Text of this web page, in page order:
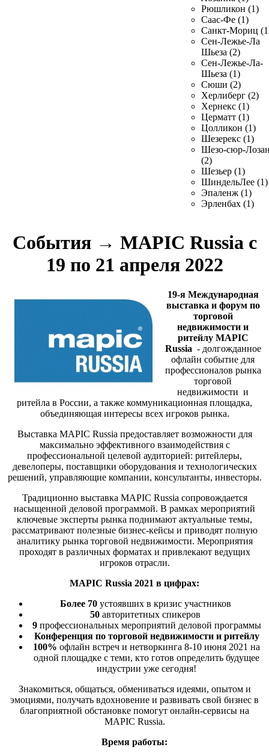
Рюшликон (1)
Саас-Фе (1)
Санкт-Мориц
Сен-Лежье-Ла
Шьеза (2)
Сен-Лежье-Ла-
Шьеза (1)
Сюши (2)
Херлиберг (2)
Хернекс (1)
Церматт (1)
Цолликон (1)
Шезерекс (1)
Шезо-сюр-
(2)
Шезьер (1)
ШиндельЛее (1)
Эпаленж (1)
Эрленбах (1)
События → MAPIC Russia с
19 по 21 апреля 2022
19-я Международная
выставка и форум по
торговой
недвижимости и
ритейлу MAPIC
Russia - долгожданное
офлайн событие для
профессионалов рынка
торговой
недвижимости и
ритейла в России, а также коммуникационная площадка,
объединяющая интересы всех игроков рынка.
Выставка MAPIC Russia предоставляет возможности для
максимально эффективного взаимодействия с
профессиональной целевой аудиторией: ритейлеры,
девелоперы, поставщики оборудования и технологических
решений, управляющие компании, консультанты, инвесторы.
Традиционно выставка MAPIC Russia сопровождается
насыщенной деловой программой. В рамках мероприятий
ключевые эксперты рынка поднимают актуальные темы,
рассматривают полезные бизнес-кейсы и приводят полную
аналитику рынка торговой недвижимости. Мероприятия
проходят в различных форматах и привлекают ведущих
игроков отрасли.
MAPIC Russia 2021 в цифрах:
Более 70 устоявших в кризис участников
50 авторитетных спикеров
9профессиональных мероприятий деловой программы
Конференция по торговой недвижимости и ритейлу
100% офлайн встреч и нетворкинга 8-10 июня 2021 на
одной площадке с теми, кто готов определить будущее
индустрии уже сегодня!
Знакомиться, общаться, обмениваться идеями, опытом и
эмоциями, получать вдохновение и развивать свой бизнес в
благоприятной обстановке помогут онлайн-сервисы на
MAPIC Russia.
Время работы: